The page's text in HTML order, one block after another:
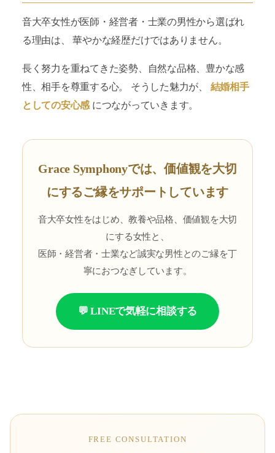
音大卒女性が医師・経営者・士業の男性から選ばれ
る理由は、 華やかな経歴だけではありません。
長く努力を重ねてきた姿勢、自然な品格、豊かな感
性、相手を尊重する心。 そうした魅力が、 結婚相手
としての安心感 につながっていきます。
Grace Symphonyでは、価値観を大切
にするご縁をサポートしています
音大卒女性をはじめ、教養や品格、価値観を大切
にする女性と、
医師・経営者・士業など誠実な男性とのご縁を丁
寧におつなぎしています。
💬 LINEで気軽に相談する
FREE CONSULTATION